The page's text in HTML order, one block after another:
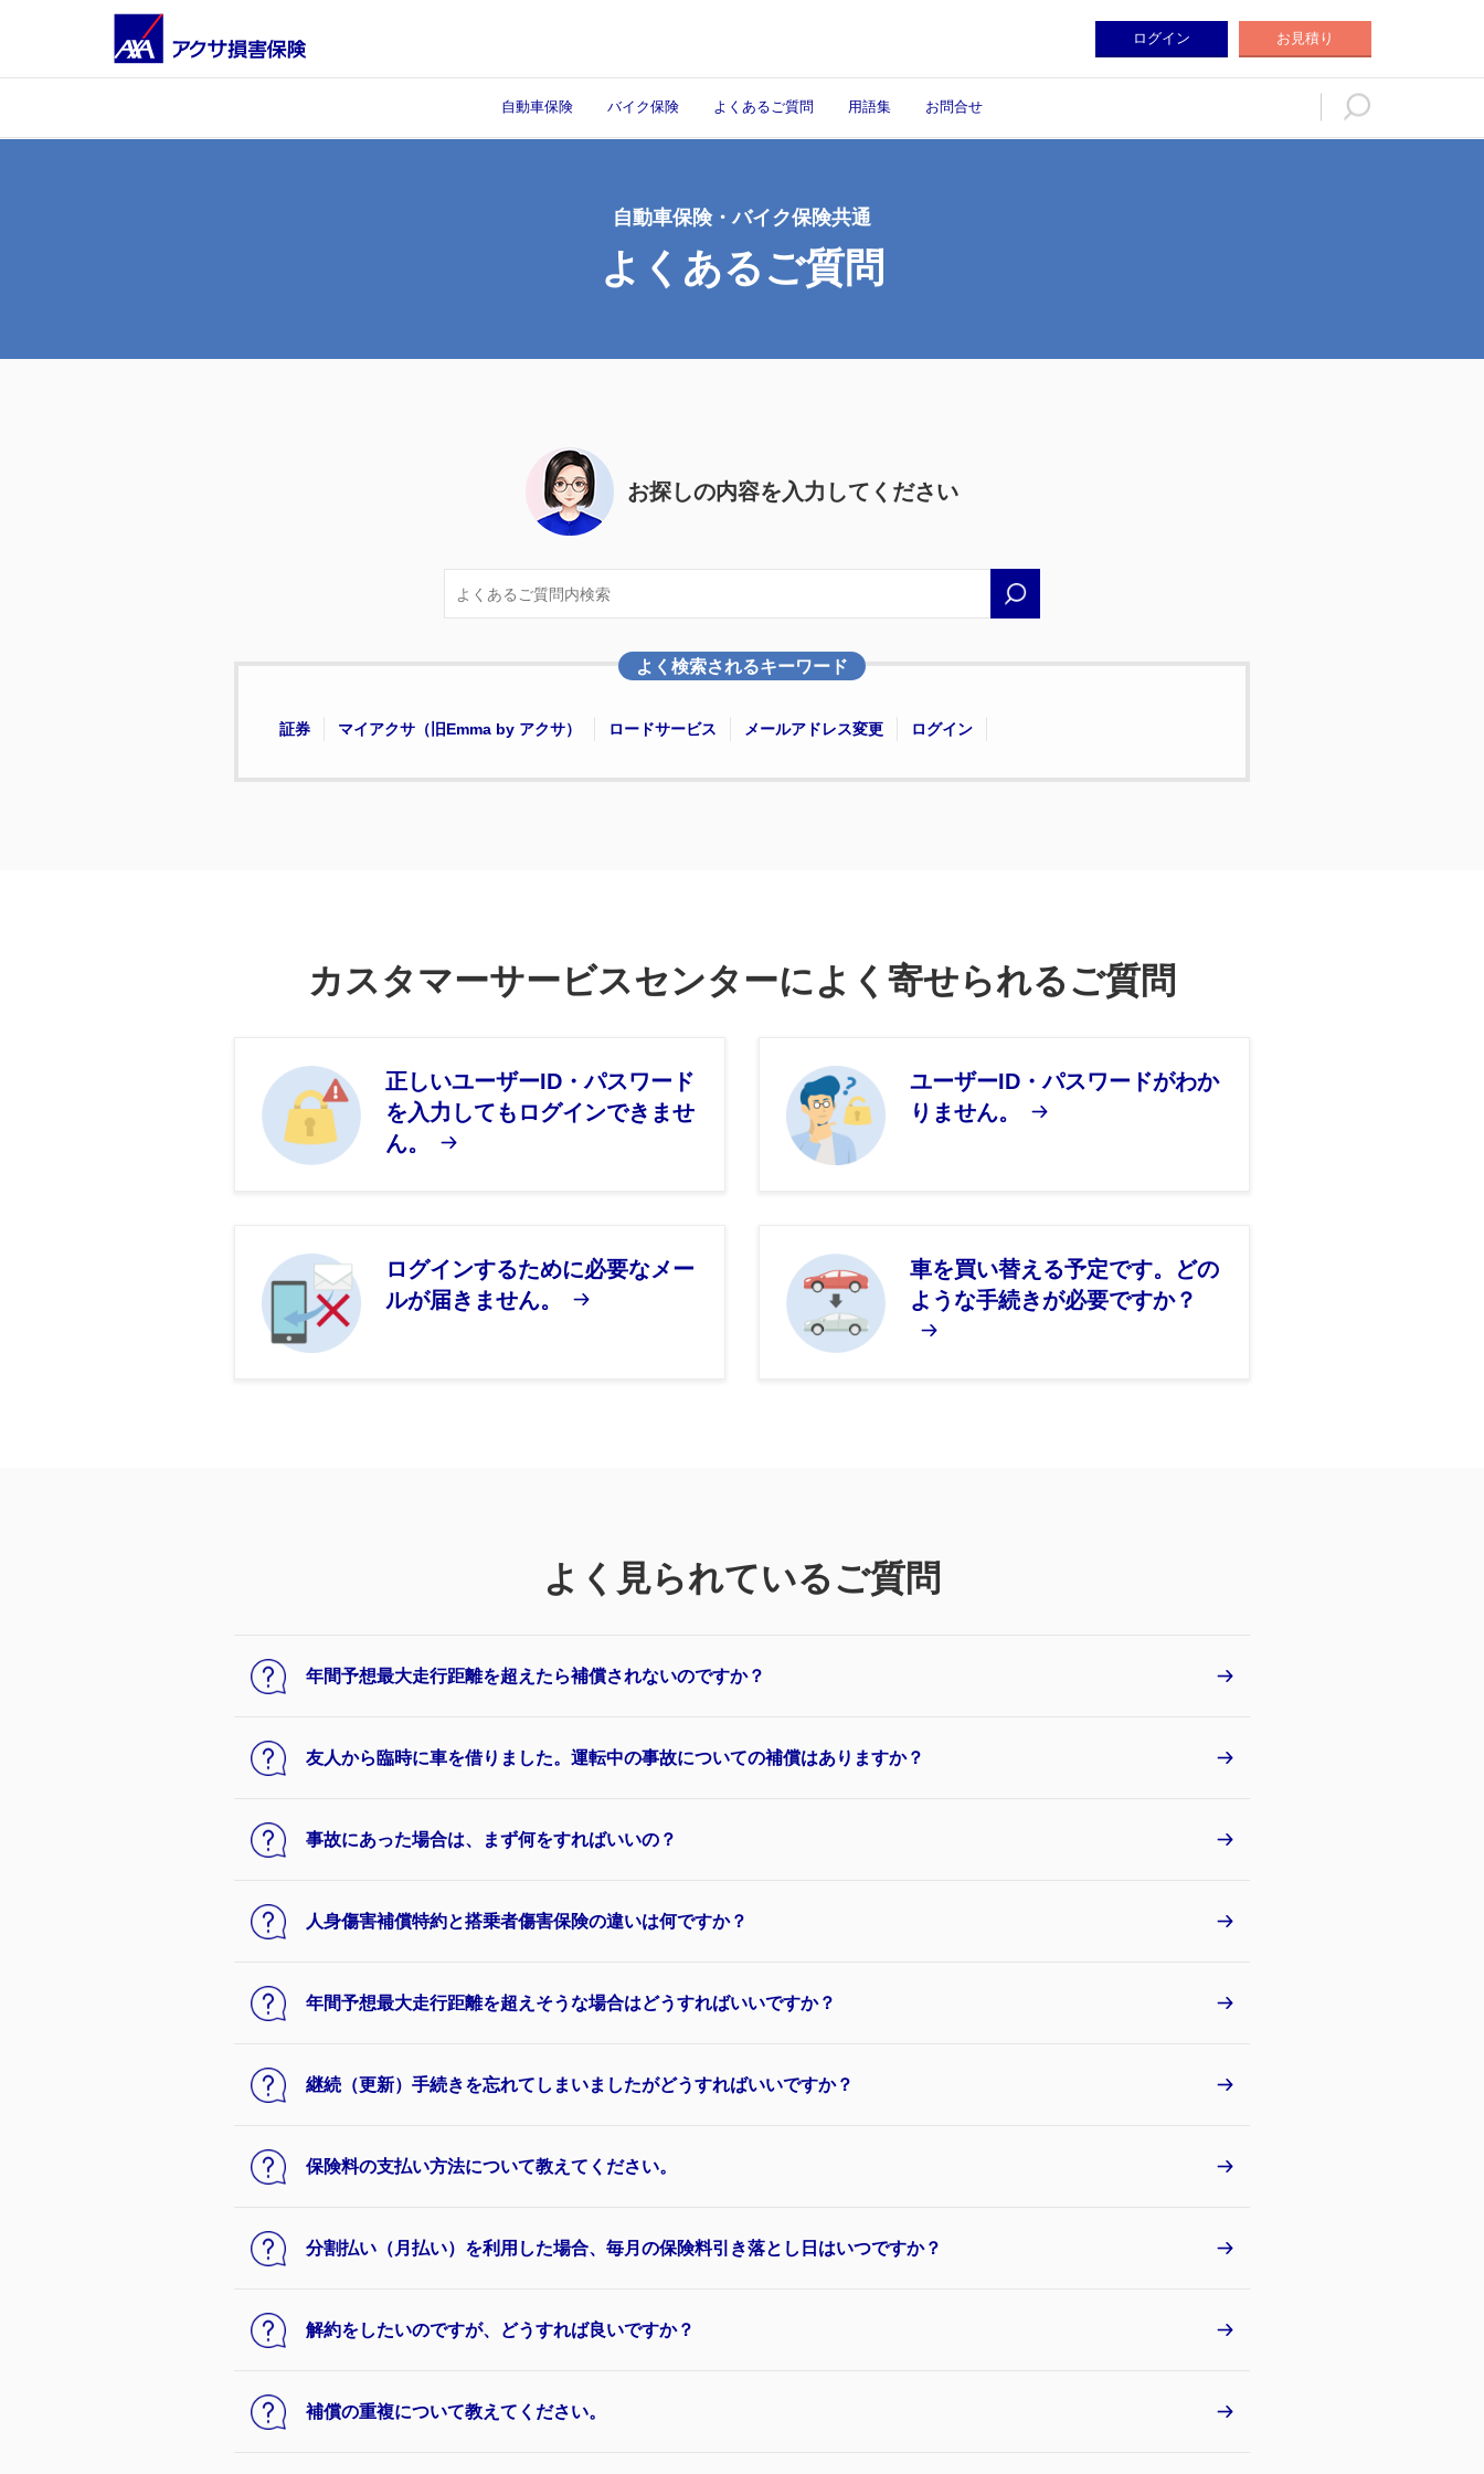
ログイン お見積り
自動車保険 バイク保険 よくあるご質問 用語集 お問合せ お見積り
自動車保険・バイク保険共通
よくあるご質問
お探しの内容を入力してください
よく検索されるキーワード
カスタマーサービスセンターによく寄せられるご質問
正しいユーザーID・パスワード
を入力してもログインできませ
ん。
ユーザーID・パスワードがわか
りません。
ログインするために必要なメー
ルが届きません。
車を買い替える予定です。どの
ような手続きが必要ですか？
よく見られているご質問
年間予想最大走行距離を超えたら補償されないのですか？
友人から臨時に車を借りました。運転中の事故についての補償はありますか？
事故にあった場合は、まず何をすればいいの？
人身傷害補償特約と搭乗者傷害保険の違いは何ですか？
年間予想最大走行距離を超えそうな場合はどうすればいいですか？
継続（更新）手続きを忘れてしまいましたがどうすればいいですか？
保険料の支払い方法について教えてください。
分割払い（月払い）を利用した場合、毎月の保険料引き落とし日はいつですか？
解約をしたいのですが、どうすれば良いですか？
補償の重複について教えてください。